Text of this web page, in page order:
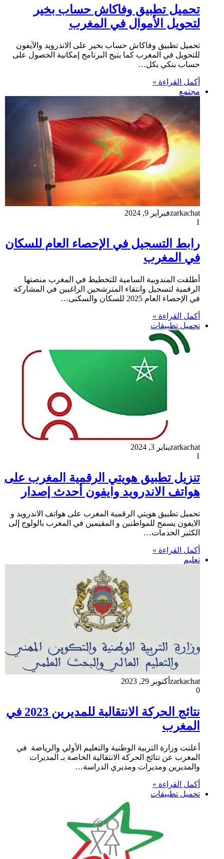
تحميل تطبيق وفاكاش حساب بخير
لتحويل الأموال في المغرب
تحميل تطبيق وفاكاش حساب بخير على الاندرويد والآيفون
للتحويل في المغرب كما يتيح البرنامج إمكانية الحصول على
حساب بنكي بكل…
أكمل القراءة »
مجتمع
zarkachatفبراير 9, 2024
1
رابط التسجيل في الإحصاء العام للسكان
في المغرب
أطلقت المندوبية السامية للتخطيط في المغرب منصتها
الرقمية لتسجيل وانتقاء المترشحين الراغبين في المشاركة
في الإحصاء العام 2025 للسكان والسكنى…
أكمل القراءة »
تحميل تطبيقات
zarkachatيناير 3, 2024
1
تنزيل تطبيق هويتي الرقمية المغرب على
هواتف الاندرويد وايفون أحدث إصدار
تحميل تطبيق هويتي الرقمية المغرب على هواتف الاندرويد و
الايفون يسمح للمواطنين و المقيمين في المغرب بالولوج إلى
الكثير الخدمات…
أكمل القراءة »
تعليم
zarkachat أكتوبر 29, 2023
0
نتائج الحركة الانتقالية للمديرين 2023 في
المغرب
أعلنت وزارة التربية الوطنية والتعليم الأولي والرياضة في
المغرب عن نتائج الحركة الانتقالية الخاصة بـ المديرات
والمديرين ومديرات ومديري الدراسة…
أكمل القراءة »
تحميل تطبيقات